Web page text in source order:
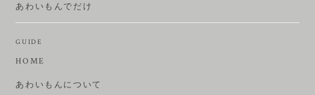
あわいもんでだけ
GUIDE
HOME
あわいもんについて